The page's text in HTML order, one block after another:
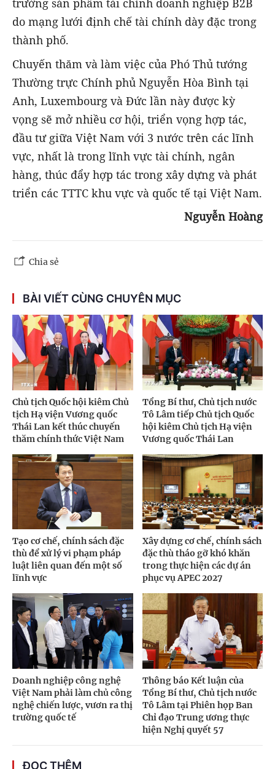
trường sản phẩm tài chính doanh nghiệp B2B
do mạng lưới định chế tài chính dày đặc trong
thành phố.
Chuyến thăm và làm việc của Phó Thủ tướng
Thường trực Chính phủ Nguyễn Hòa Bình tại
Anh, Luxembourg và Đức lần này được kỳ
vọng sẽ mở nhiều cơ hội, triển vọng hợp tác,
đầu tư giữa Việt Nam với 3 nước trên các lĩnh
vực, nhất là trong lĩnh vực tài chính, ngân
hàng, thúc đẩy hợp tác trong xây dựng và phát
triển các TTTC khu vực và quốc tế tại Việt Nam.
Nguyễn Hoàng
Chia sẻ
BÀI VIẾT CÙNG CHUYÊN MỤC
Chủ tịch Quốc hội kiêm Chủ
tịch Hạ viện Vương quốc
Thái Lan kết thúc chuyến
thăm chính thức Việt Nam
Tổng Bí thư, Chủ tịch nước
Tô Lâm tiếp Chủ tịch Quốc
hội kiêm Chủ tịch Hạ viện
Vương quốc Thái Lan
Tạo cơ chế, chính sách đặc
thù để xử lý vi phạm pháp
luật liên quan đến một số
lĩnh vực
Xây dựng cơ chế, chính sách
đặc thù tháo gỡ khó khăn
trong thực hiện các dự án
phục vụ APEC 2027
Doanh nghiệp công nghệ
Việt Nam phải làm chủ công
nghệ chiến lược, vươn ra thị
trường quốc tế
Thông báo Kết luận của
Tổng Bí thư, Chủ tịch nước
Tô Lâm tại Phiên họp Ban
Chỉ đạo Trung ương thực
hiện Nghị quyết 57
ĐỌC THÊM